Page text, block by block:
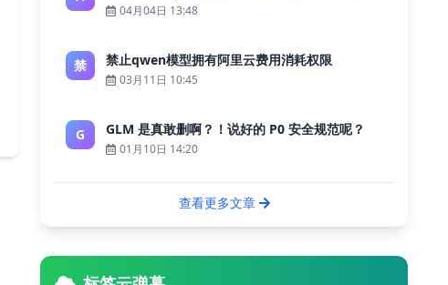
04月04日 13:48
禁 禁止qwen模型拥有阿里云费用消耗权限
03月11日 10:45
G GLM 是真敢删啊？！说好的 P0 安全规范呢？
01月10日 14:20
查看更多文章